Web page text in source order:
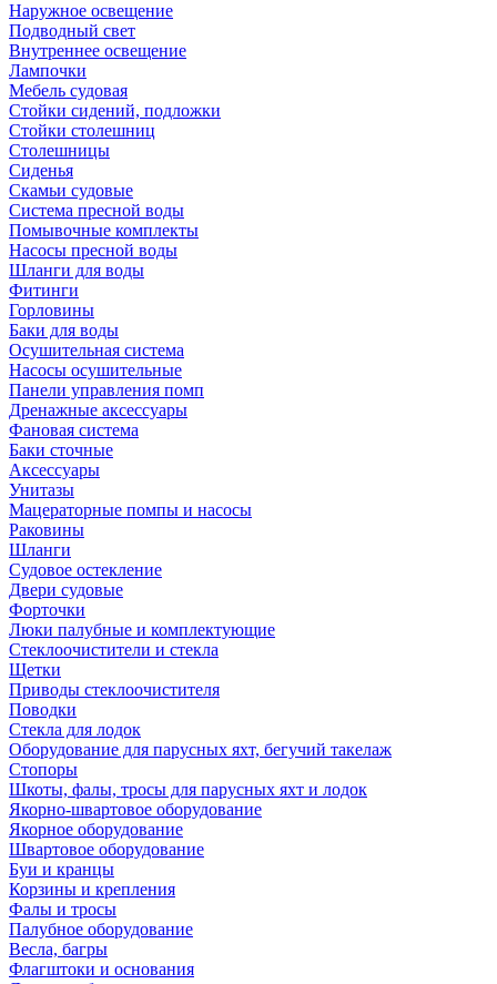
Наружное освещение
Подводный свет
Внутреннее освещение
Лампочки
Мебель судовая
Стойки сидений, подложки
Стойки столешниц
Столешницы
Сиденья
Скамьи судовые
Система пресной воды
Помывочные комплекты
Насосы пресной воды
Шланги для воды
Фитинги
Горловины
Баки для воды
Осушительная система
Насосы осушительные
Панели управления помп
Дренажные аксессуары
Фановая система
Баки сточные
Аксессуары
Унитазы
Мацераторные помпы и насосы
Раковины
Шланги
Судовое остекление
Двери судовые
Форточки
Люки палубные и комплектующие
Стеклоочистители и стекла
Щетки
Приводы стеклоочистителя
Поводки
Стекла для лодок
Оборудование для парусных яхт, бегучий такелаж
Стопоры
Шкоты, фалы, тросы для парусных яхт и лодок
Якорно-швартовое оборудование
Якорное оборудование
Швартовое оборудование
Буи и кранцы
Корзины и крепления
Фалы и тросы
Палубное оборудование
Весла, багры
Флагштоки и основания